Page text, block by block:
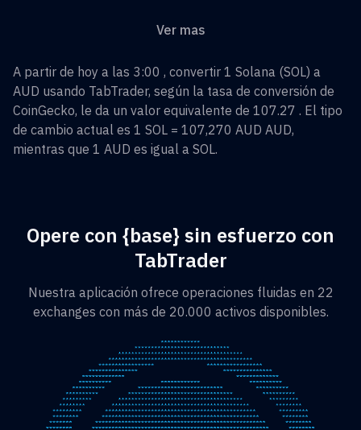
Ver mas
A partir de hoy a las 3:00 , convertir 1 Solana (SOL) a
AUD usando TabTrader, según la tasa de conversión de
CoinGecko, le da un valor equivalente de 107.27 . El tipo
de cambio actual es 1 SOL = 107,270 AUD AUD,
mientras que 1 AUD es igual a SOL.
Opere con {base} sin esfuerzo con
TabTrader
Nuestra aplicación ofrece operaciones fluidas en 22
exchanges con más de 20.000 activos disponibles.